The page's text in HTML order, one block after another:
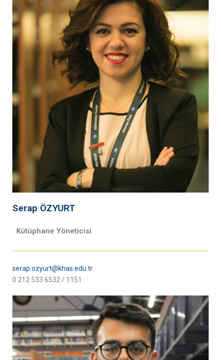
Serap ÖZYURT
Kütüphane Yöneticisi
serap.ozyurt@khas.edu.tr
0 212 533 6532 / 1151